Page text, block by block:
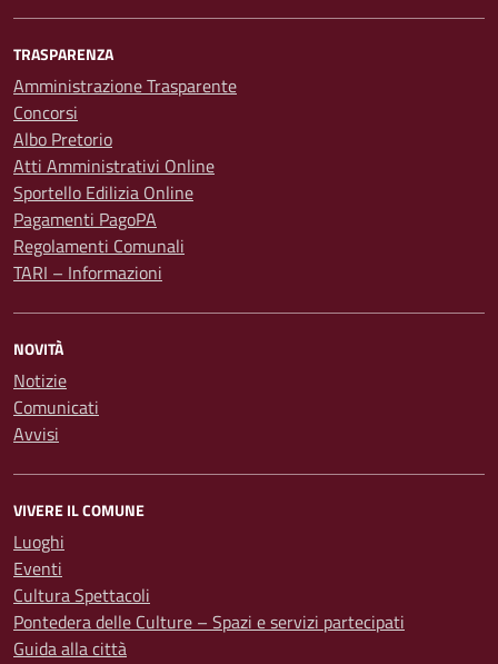
TRASPARENZA
Amministrazione Trasparente
Concorsi
Albo Pretorio
Atti Amministrativi Online
Sportello Edilizia Online
Pagamenti PagoPA
Regolamenti Comunali
TARI – Informazioni
NOVITÀ
Notizie
Comunicati
Avvisi
VIVERE IL COMUNE
Luoghi
Eventi
Cultura Spettacoli
Pontedera delle Culture – Spazi e servizi partecipati
Guida alla città